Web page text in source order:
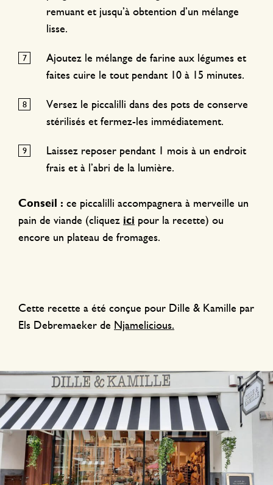
remuant et jusqu’à obtention d’un mélange
lisse.
Ajoutez le mélange de farine aux légumes et
faites cuire le tout pendant 10 à 15 minutes.
Versez le piccalilli dans des pots de conserve
stérilisés et fermez-les immédiatement.
Laissez reposer pendant 1 mois à un endroit
frais et à l’abri de la lumière.
Conseil : ce piccalilli accompagnera à merveille un
pain de viande (cliquez ici pour la recette) ou
encore un plateau de fromages.
Cette recette a été conçue pour Dille & Kamille par
Els Debremaeker de Njamelicious.